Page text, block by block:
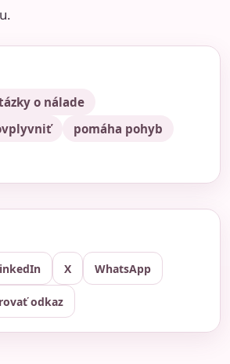
o nálade
pomáha pohyb
X WhatsApp
odkaz